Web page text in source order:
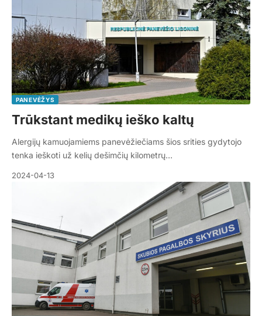
PANEVĖŽYS
Trūkstant medikų ieško kaltų
Alergijų kamuojamiems panevėžiečiams šios srities gydytojo
tenka ieškoti už kelių dešimčių kilometrų…
2024-04-13